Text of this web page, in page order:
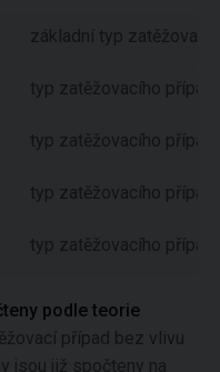
základní typ
typ zatěžovacího
typ zatěžovacího
typ zatěžovacího
typ zatěžovacího
podle teorie
případ bez vlivu
jsou již spočteny na